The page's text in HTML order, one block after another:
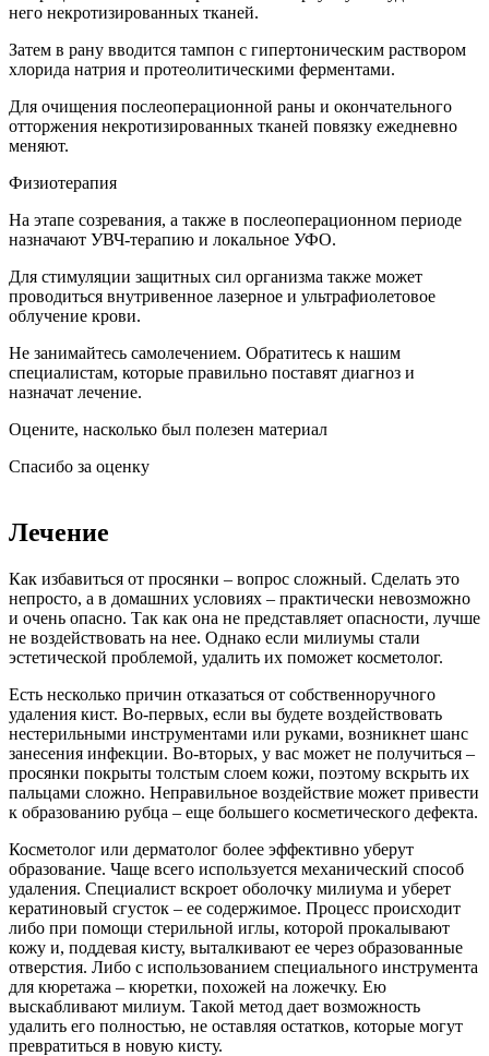
него некротизированных тканей.
Затем в рану вводится тампон с гипертоническим раствором
хлорида натрия и протеолитическими ферментами.
Для очищения послеоперационной раны и окончательного
отторжения некротизированных тканей повязку ежедневно
меняют.
Физиотерапия
На этапе созревания, а также в послеоперационном периоде
назначают УВЧ-терапию и локальное УФО.
Для стимуляции защитных сил организма также может
проводиться внутривенное лазерное и ультрафиолетовое
облучение крови.
Не занимайтесь самолечением. Обратитесь к нашим
специалистам, которые правильно поставят диагноз и
назначат лечение.
Оцените, насколько был полезен материал
Спасибо за оценку
Лечение
Как избавиться от просянки – вопрос сложный. Сделать это
непросто, а в домашних условиях – практически невозможно
и очень опасно. Так как она не представляет опасности, лучше
не воздействовать на нее. Однако если милиумы стали
эстетической проблемой, удалить их поможет косметолог.
Есть несколько причин отказаться от собственноручного
удаления кист. Во-первых, если вы будете воздействовать
нестерильными инструментами или руками, возникнет шанс
занесения инфекции. Во-вторых, у вас может не получиться –
просянки покрыты толстым слоем кожи, поэтому вскрыть их
пальцами сложно. Неправильное воздействие может привести
к образованию рубца – еще большего косметического дефекта.
Косметолог или дерматолог более эффективно уберут
образование. Чаще всего используется механический способ
удаления. Специалист вскроет оболочку милиума и уберет
кератиновый сгусток – ее содержимое. Процесс происходит
либо при помощи стерильной иглы, которой прокалывают
кожу и, поддевая кисту, выталкивают ее через образованные
отверстия. Либо с использованием специального инструмента
для кюретажа – кюретки, похожей на ложечку. Ею
выскабливают милиум. Такой метод дает возможность
удалить его полностью, не оставляя остатков, которые могут
превратиться в новую кисту.